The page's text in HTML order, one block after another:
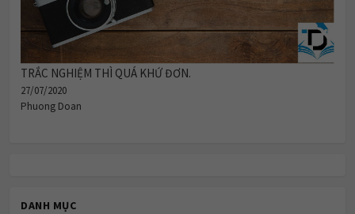
TRẮC NGHIỆM THÌ QUÁ KHỨ ĐƠN.
27/07/2020
Phuong Doan
DANH MỤC